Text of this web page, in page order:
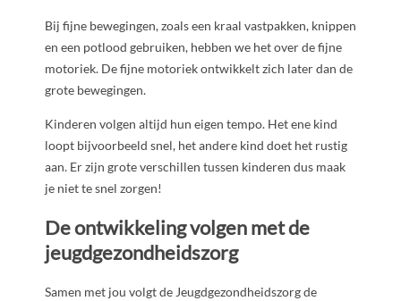
Bij fijne bewegingen, zoals een kraal vastpakken, knippen
en een potlood gebruiken, hebben we het over de fijne
motoriek. De fijne motoriek ontwikkelt zich later dan de
grote bewegingen.
Kinderen volgen altijd hun eigen tempo. Het ene kind
loopt bijvoorbeeld snel, het andere kind doet het rustig
aan. Er zijn grote verschillen tussen kinderen dus maak
je niet te snel zorgen!
De ontwikkeling volgen met de
jeugdgezondheidszorg
Samen met jou volgt de Jeugdgezondheidszorg de